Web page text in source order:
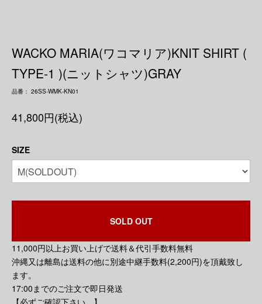
WACKO MARIA(ワコマリア)KNIT SHIRT (
TYPE-1 )(ニットシャツ)GRAY
品番： 26SS-WMK-KN01
41,800円(税込)
SIZE
SOLD OUT
11,000円以上お買い上げで送料＆代引手数料無料
沖縄又は離島は送料の他に別途中継手数料(2,200円)を頂戴致し
ます。
17:00までのご注文で即日発送
【必ずご確認下さい。】